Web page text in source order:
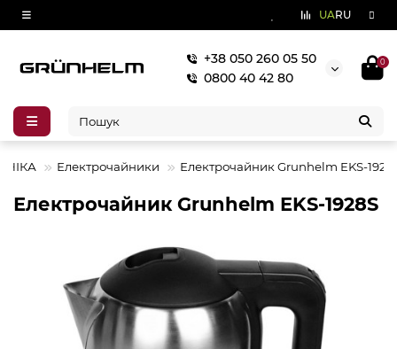
UARU
+38 050 260 05 50
0800 40 42 80
0
Електрочайники Електрочайник Grunhelm EKS-
Електрочайник Grunhelm EKS-1928S